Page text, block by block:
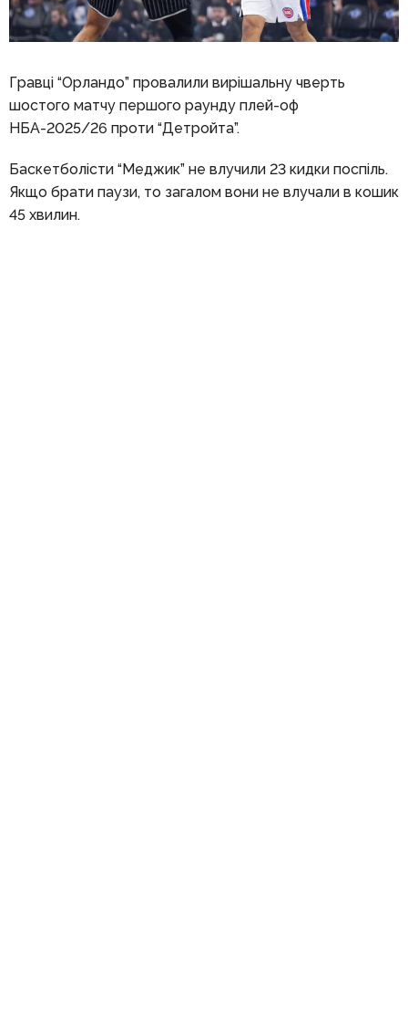
Гравці “Орландо” провалили вирішальну чверть
шостого матчу першого раунду плей-оф
НБА-2025/26 проти “Детройта”.
Баскетболісти “Меджик” не влучили 23 кидки поспіль.
Якщо брати паузи, то загалом вони не влучали в кошик
45 хвилин.